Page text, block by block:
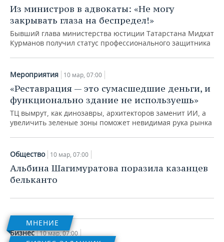
Из министров в адвокаты: «Не могу
закрывать глаза на беспредел!»
Бывший глава министерства юстиции Татарстана Мидхат
Курманов получил статус профессионального защитника
Мероприятия 10 мар, 07:00
«Реставрация — это сумасшедшие деньги, и
функционально здание не используешь»
ТЦ вымрут, как динозавры, архитекторов заменит ИИ, а
увеличить зеленые зоны поможет невидимая рука рынка
Общество 10 мар, 07:00
Альбина Шагимуратова поразила казанцев
бельканто
МНЕНИЕ
Общество
«При пересмотре зарплаты часто
исходили из убеждения, что муж
должен зарабатывать больше жены»
Бизнес 10 мар, 07:00